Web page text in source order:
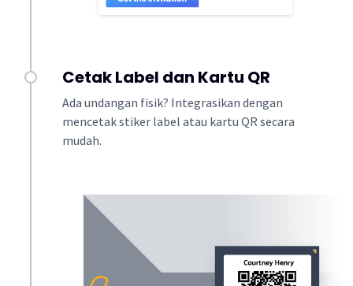
Cetak Label dan Kartu QR
Ada undangan fisik? Integrasikan dengan
mencetak stiker label atau kartu QR secara
mudah.